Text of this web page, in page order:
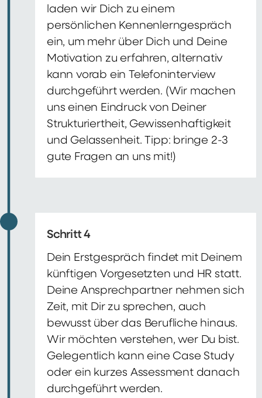
laden wir Dich zu einem
persönlichen Kennenlerngespräch
ein, um mehr über Dich und Deine
Motivation zu erfahren, alternativ
kann vorab ein Telefoninterview
durchgeführt werden. (Wir machen
uns einen Eindruck von Deiner
Strukturiertheit, Gewissenhaftigkeit
und Gelassenheit. Tipp: bringe 2-3
gute Fragen an uns mit!)
Schritt 4
Dein Erstgespräch findet mit Deinem
künftigen Vorgesetzten und HR statt.
Deine Ansprechpartner nehmen sich
Zeit, mit Dir zu sprechen, auch
bewusst über das Berufliche hinaus.
Wir möchten verstehen, wer Du bist.
Gelegentlich kann eine Case Study
oder ein kurzes Assessment danach
durchgeführt werden.